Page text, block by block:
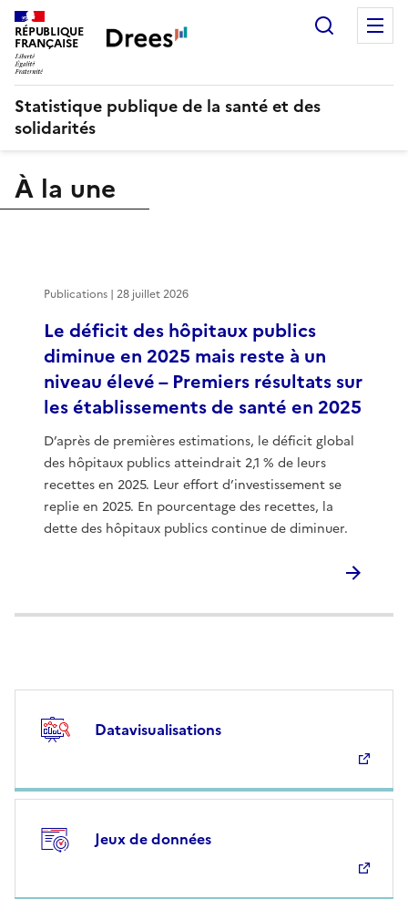
RÉPUBLIQUE
FRANÇAISE
Statistique publique de la santé et des
solidarités
À la une
Le déficit des hôpitaux publics
diminue en 2025 mais reste à un
niveau élevé – Premiers résultats sur
les établissements de santé en 2025
D’après de premières estimations, le déficit global
des hôpitaux publics atteindrait 2,1 % de leurs
recettes en 2025. Leur effort d’investissement se
replie en 2025. En pourcentage des recettes, la
dette des hôpitaux publics continue de diminuer.
Publications | 28 juillet 2026
Datavisualisations
Jeux de données